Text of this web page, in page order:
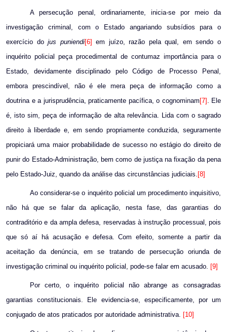
A persecução penal, ordinariamente, inicia-se por meio da
investigação criminal, com o Estado angariando subsídios para o
exercício dojus puniendi[6] em juízo, razão pela qual, em sendo o
inquérito policial peça procedimental de contumaz importância para o
Estado, devidamente disciplinado pelo Código de Processo Penal,
embora prescindível, não é ele mera peça de informação como a
doutrina e a jurisprudência, praticamente pacífica, o cognominam [7] . Ele
é, isto sim, peça de informação de alta relevância. Lida com o sagrado
direito à liberdade e, em sendo propriamente conduzida, seguramente
propiciará uma maior probabilidade de sucesso no estágio do direito de
punir do Estado-Administração, bem como de justiça na fixação da pena
pelo Estado-Juiz, quando da análise das circunstâncias judiciais. [8]
Ao considerar-se o inquérito policial um procedimento inquisitivo,
não há que se falar da aplicação, nesta fase, das garantias do
contraditório e da ampla defesa, reservadas à instrução processual, pois
que só aí há acusação e defesa. Com efeito, somente a partir da
aceitação da denúncia, em se tratando de persecução oriunda de
investigação criminal ou inquérito policial, pode-se falar em acusado. [9]
Por certo, o inquérito policial não abrange as consagradas
garantias constitucionais. Ele evidencia-se, especificamente, por um
conjugado de atos praticados por autoridade administrativa. [10]